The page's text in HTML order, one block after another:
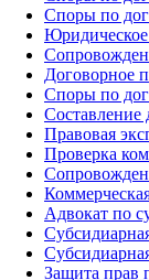
Споры по
Юридическое
Договорное
Споры по
Составление
Правовая
Проверка
Адвокат по
Защита прав